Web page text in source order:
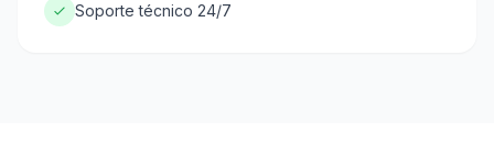
Soporte técnico 24/7